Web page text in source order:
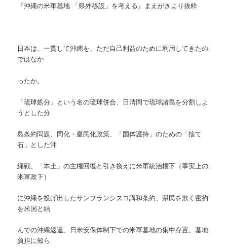
『沖縄の米軍基地 「県外移設」を考える』まえがきより抜粋
日本は、一貫して沖縄を、ただ自己利益のために利用してきたの
ではなか
ったか。
「琉球処分」という名の琉球併合、日清間で琉球諸島を分割しよ
うとした分
島条約問題、同化・皇民化政策、「国体護持」のための「捨て
石」とした沖
縄戦、「本土」の主権回復と引き換えに米軍統治権下（事実上の
米軍政下）
に沖縄を投げ出したサンフランシスコ講和条約、県民を欺く密約
を米国と結
んでの沖縄返還、日米安保体制下での米軍基地の集中存置、基地
負担に知ら